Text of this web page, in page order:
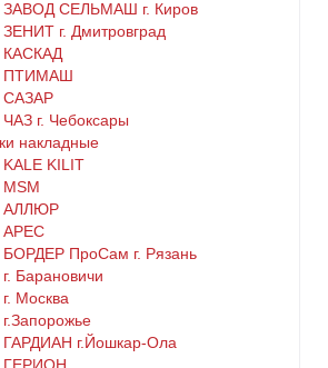
ЗАВОД СЕЛЬМАШ г. Киров
ЗЕНИТ г. Дмитровград
КАСКАД
ПТИМАШ
САЗАР
ЧАЗ г. Чебоксары
накладные
KALE KILIT
MSM
АЛЛЮР
АРЕС
БОРДЕР ПроСам г. Рязань
г. Барановичи
г. Москва
г.Запорожье
ГАРДИАН г.Йошкар-Ола